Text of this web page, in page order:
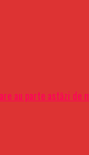
au parte astăzi